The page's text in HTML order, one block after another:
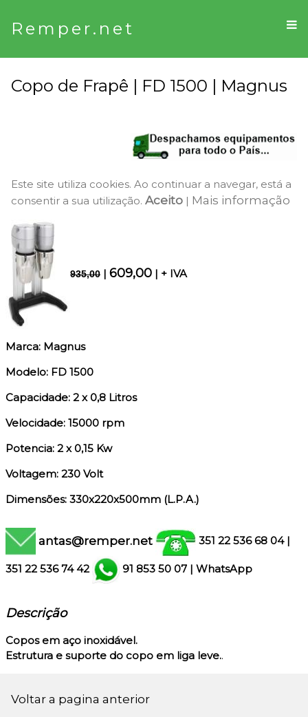
Remper.net
Copo de Frapê | FD 1500 | Magnus
Este site utiliza cookies. Ao continuar a navegar, está a
consentir a sua utilização. Aceito | Mais informação
935,00 | 609,00 | + IVA
Marca: Magnus
Modelo: FD 1500
Capacidade: 2 x 0,8 Litros
Velocidade: 15000 rpm
Potencia: 2 x 0,15 Kw
Voltagem: 230 Volt
Dimensões: 330x220x500mm (L.P.A.)
antas@remper.net 351 22 536 68 04 |
351 22 536 74 42 91 853 50 07 | WhatsApp
Descrição
Copos em aço inoxidável.
Estrutura e suporte do copo em liga leve..
Voltar a pagina anterior